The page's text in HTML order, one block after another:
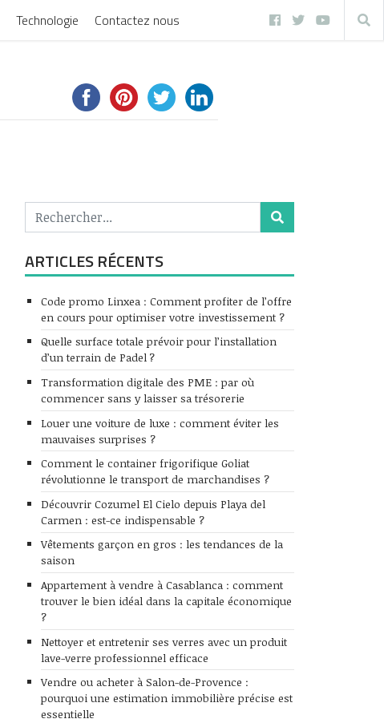
Technologie Contactez nous
ARTICLES RÉCENTS
Code promo Linxea : Comment profiter de l’offre
en cours pour optimiser votre investissement ?
Quelle surface totale prévoir pour l’installation
d’un terrain de Padel ?
Transformation digitale des PME : par où
commencer sans y laisser sa trésorerie
Louer une voiture de luxe : comment éviter les
mauvaises surprises ?
Comment le container frigorifique Goliat
révolutionne le transport de marchandises ?
Découvrir Cozumel El Cielo depuis Playa del
Carmen : est-ce indispensable ?
Vêtements garçon en gros : les tendances de la
saison
Appartement à vendre à Casablanca : comment
trouver le bien idéal dans la capitale économique
?
Nettoyer et entretenir ses verres avec un produit
lave-verre professionnel efficace
Vendre ou acheter à Salon-de-Provence :
pourquoi une estimation immobilière précise est
essentielle